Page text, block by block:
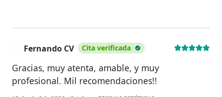
Fernando CV Cita verificada
Gracias, muy atenta, amable, y muy
profesional. Mil recomendaciones!!